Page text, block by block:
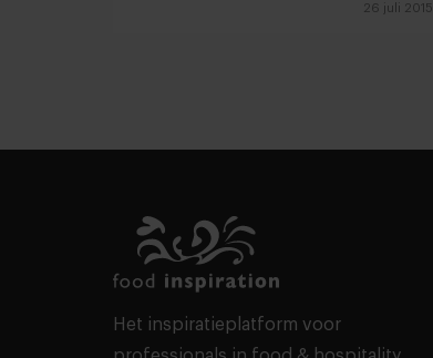
26 juli 2015
Het inspiratieplatform voor